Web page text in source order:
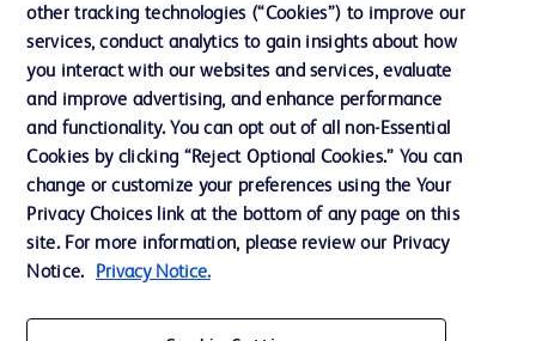
联系我们
主动召回
联系我们
Cookie 政策
隐私政策
other tracking technologies (“Cookies”) to improve our
services, conduct analytics to gain insights about how
you interact with our websites and services, evaluate
and improve advertising, and enhance performance
and functionality. You can opt out of all non-Essential
Cookies by clicking “Reject Optional Cookies.” You can
change or customize your preferences using the Your
Privacy Choices link at the bottom of any page on this
site. For more information, please review our Privacy
Notice.
Privacy Notice.